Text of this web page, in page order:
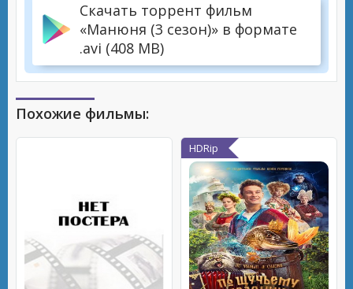
Скачать торрент фильм
«Манюня (3 сезон)» в формате
.avi (408 MB)
Похожие фильмы:
HDRip